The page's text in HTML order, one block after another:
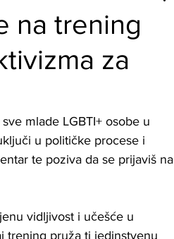
na trening
za
mlade LGBTI+ osobe u
u političke procese i
te poziva da se prijaviš na
vidljivost i učešće u
trening pruža ti jedinstvenu